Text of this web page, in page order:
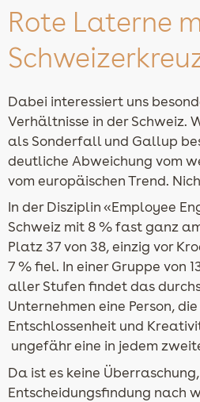
Rote Laterne
Dabei interessiert uns
Verhältnisse in der Schweiz.
als Sonderfall und Gallup
deutliche Abweichung vom
vom europäischen Trend.
In der Disziplin «Employee
Schweiz mit 8 % fast ganz
Platz 37 von 38, einzig vor
7 % fiel. In einer Gruppe von
aller Stufen findet das
Unternehmen eine Person,
Entschlossenheit und
ungefähr eine in jedem
Da ist es keine
Entscheidungsfindung nach